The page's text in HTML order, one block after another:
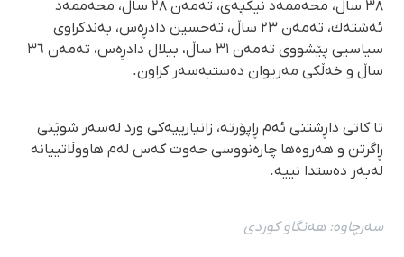
٣٨ ساڵ، محەممەد نیكپەی، تەمەن ٢٨ ساڵ، محەممەد
ئەشتەك، تەمەن ٢٣ ساڵ، تەحسین دادڕەس، بەندكراوی
سیاسیی پێشووی تەمەن ٣١ ساڵ، بیلال دادڕەس، تەمەن ٣٦
ساڵ و خەڵكی مەریوان دەستبەسەر كراون.
تا كاتی داڕشتنی ئەم ڕاپۆرتە، زانیارییەكی ورد لەسەر شوێنی
ڕاگرتن و هەروەها چارەنووسی حەوت كەس لەم هاووڵاتییانە
لەبەر دەستدا نییە.
سەرچاوە:هەنگاو كوردی